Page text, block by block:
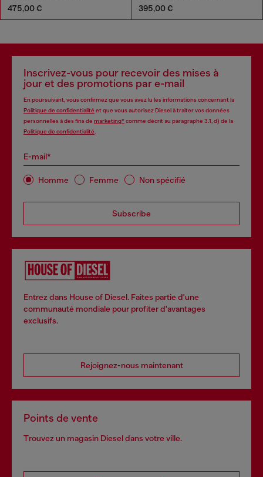
475,00 € 395,00 €
Inscrivez-vous pour recevoir des mises à
jour et des promotions par e-mail
En poursuivant, vous confirmez que vous avez lu les informations concernant la
Politique de confidentialité et que vous autorisez Diesel à traiter vos données
personnelles à des fins de marketing*comme décrit au paragraphe 3.1, d) de la
Politique de confidentialité.
E-mail*
Homme Femme Non spécifié
Subscribe
Entrez dans House of Diesel. Faites partie d'une
communauté mondiale pour profiter d'avantages
exclusifs.
Rejoignez-nous maintenant
Points de vente
Trouvez un magasin Diesel dans votre ville.